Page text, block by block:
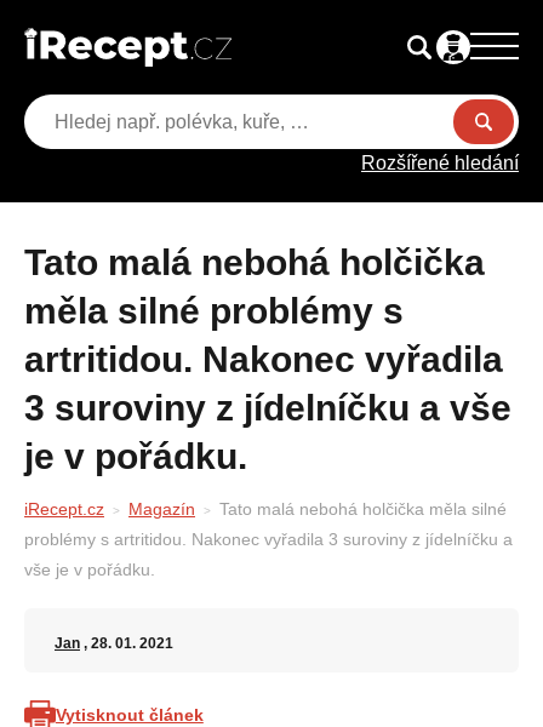
Rozšířené hledání
Tato malá nebohá holčička
měla silné problémy s
artritidou. Nakonec vyřadila
3 suroviny z jídelníčku a vše
je v pořádku.
iRecept.cz Magazín
Tato malá nebohá holčička měla silné
problémy s artritidou. Nakonec vyřadila 3 suroviny z jídelníčku a
vše je v pořádku.
Jan , 28. 01. 2021
Vytisknout článek